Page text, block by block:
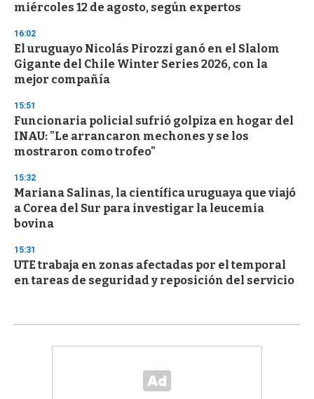
miércoles 12 de agosto, según expertos
16:02
El uruguayo Nicolás Pirozzi ganó en el Slalom
Gigante del Chile Winter Series 2026, con la
mejor compañía
15:51
Funcionaria policial sufrió golpiza en hogar del
INAU: "Le arrancaron mechones y se los
mostraron como trofeo"
15:32
Mariana Salinas, la científica uruguaya que viajó
a Corea del Sur para investigar la leucemia
bovina
15:31
UTE trabaja en zonas afectadas por el temporal
en tareas de seguridad y reposición del servicio